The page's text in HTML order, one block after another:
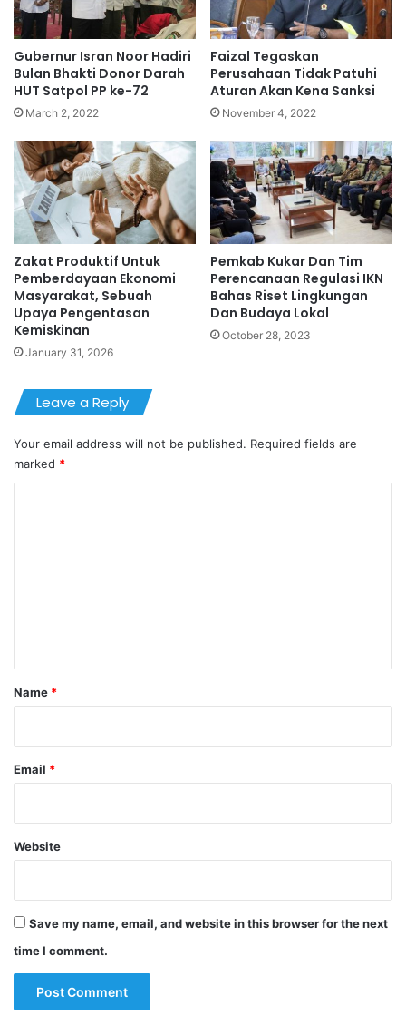
Gubernur Isran Noor Hadiri
Bulan Bhakti Donor Darah
HUT Satpol PP ke-72
March 2, 2022
Faizal Tegaskan
Perusahaan Tidak Patuhi
Aturan Akan Kena Sanksi
November 4, 2022
Zakat Produktif Untuk
Pemberdayaan Ekonomi
Masyarakat, Sebuah
Upaya Pengentasan
Kemiskinan
January 31, 2026
Pemkab Kukar Dan Tim
Perencanaan Regulasi IKN
Bahas Riset Lingkungan
Dan Budaya Lokal
October 28, 2023
Leave a Reply
Your email address will not be published. Required fields are
marked *
*
Name *
Email *
Website
Save my name, email, and website in this browser for the next
time I comment.